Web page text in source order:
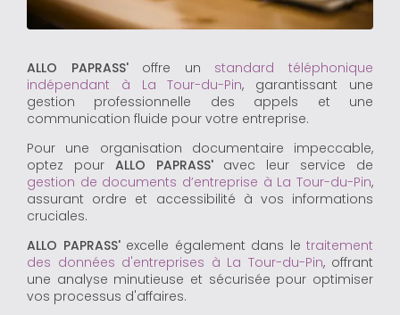
ALLO PAPRASS'offre un standard téléphonique
indépendant à La Tour-du-Pin, garantissant une
gestion professionnelle des appels et une
communication fluide pour votre entreprise.
Pour une organisation documentaire impeccable,
optez pour ALLO PAPRASS'avec leur service de
gestion de documents d’entreprise à La Tour-du-Pin,
assurant ordre et accessibilité à vos informations
cruciales.
ALLO PAPRASS'excelle également dans le traitement
des données d'entreprises à La Tour-du-Pin, offrant
une analyse minutieuse et sécurisée pour optimiser
vos processus d'affaires.